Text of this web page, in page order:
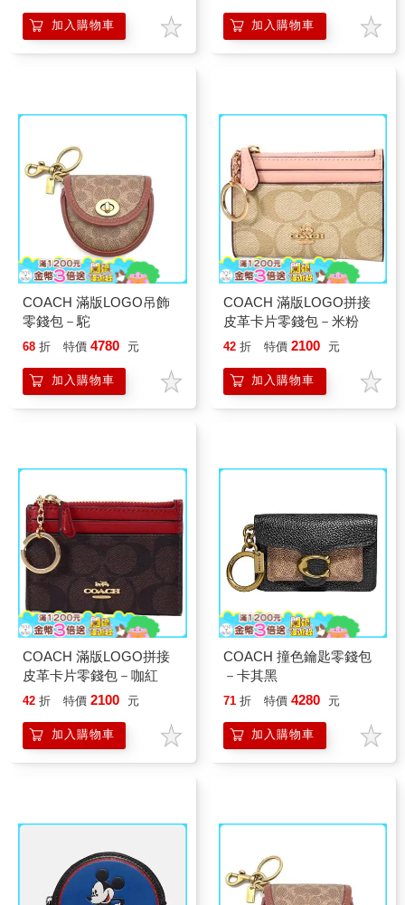
加入購物車 加入購物車
COACH 滿版LOGO吊飾
零錢包－駝
68 折 特價 4780 元
加入購物車
COACH 滿版LOGO拼接
皮革卡片零錢包－米粉
42 折 特價 2100 元
加入購物車
COACH 滿版LOGO拼接
皮革卡片零錢包－咖紅
42 折 特價 2100 元
加入購物車
COACH 撞色鑰匙零錢包
－卡其黑
71 折 特價 4280 元
加入購物車